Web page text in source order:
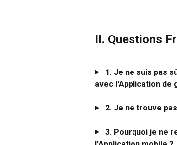
II. Questions
1. Je ne suis pas
avec l'Application de
2. Je ne trouve
3. Pourquoi je ne